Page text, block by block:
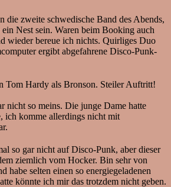
zweite schwedische Band des Abends,
Nest sein. Waren beim Booking auch
wieder bereue ich nichts. Quirliges Duo
ergibt abgefahrene Disco-Punk-
Tom Hardy als Bronson. Steiler Auftritt!
nicht so meins. Die junge Dame hatte
ich komme allerdings nicht mit
so gar nicht auf Disco-Punk, aber dieser
ziemlich vom Hocker. Bin sehr von
habe selten einen so energiegeladenen
könnte ich mir das trotzdem nicht geben.